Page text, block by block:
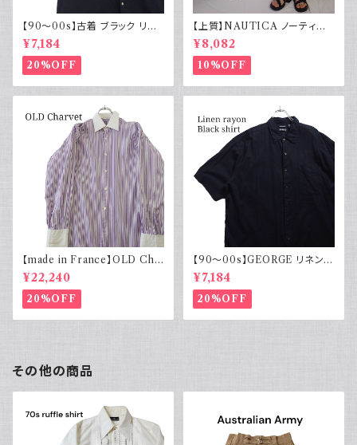
【90～00s】古着 ブラック リネ
ンコットンシャツ 黒 ボックスシ
ルエット
¥7,184
20%OFF
【上質】NAUTICA ノーティカ
コットンリネンパンツ ツータック
¥8,082
10%OFF
【made in France】OLD Cha
rvet ストライプ 切り替え 紫
¥22,240
20%OFF
【90～00s】GEORGE リネンレ
ーヨンシャツ 黒 ボックスシルエ
ット XL
¥7,184
20%OFF
その他の商品